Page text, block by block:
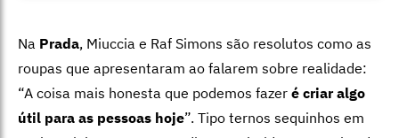
Na Prada, Miuccia e Raf Simons são resolutos como as
roupas que apresentaram ao falarem sobre realidade:
“A coisa mais honesta que podemos fazer é criar algo
útil para as pessoas hoje”. Tipo ternos sequinhos em